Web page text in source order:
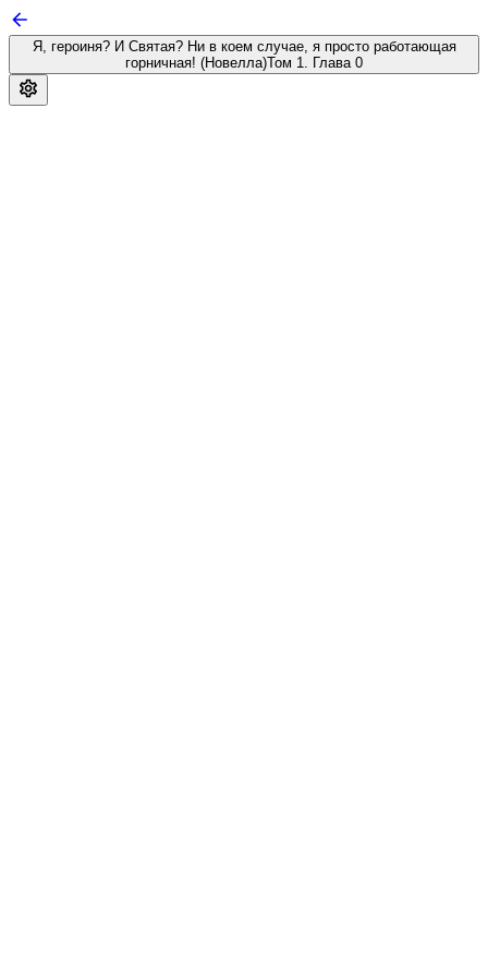
Я, героиня? И Святая? Ни в коем случае, я просто работающая
горничная! (Новелла)Том 1. Глава 0